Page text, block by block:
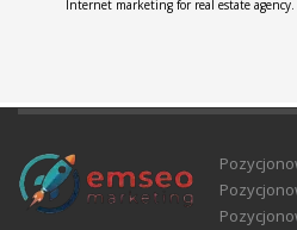
Internet marketing for real estate agency.